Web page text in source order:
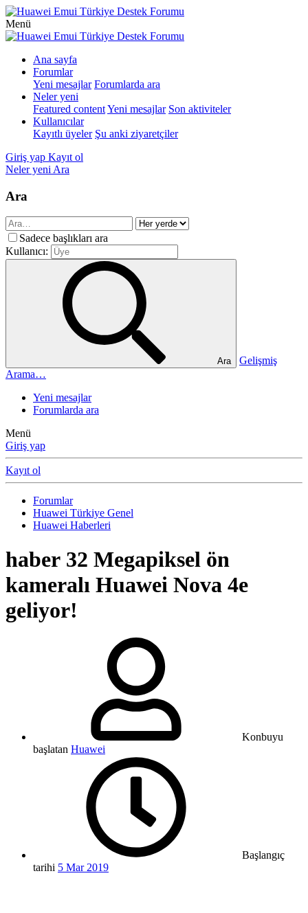
Menü
Ana sayfa
Forumlar
Yeni mesajlar Forumlarda ara
Neler yeni
Featured contentYeni mesajlar Son aktiviteler
Kullanıcılar
Kayıtlı üyeler Şu anki ziyaretçiler
Giriş yap Kayıt ol
Neler yeni Ara
Ara
Sadece başlıkları ara
Kullanıcı:
Ara
Gelişmiş
Arama…
Yeni mesajlar
Forumlarda ara
Menü
Giriş yap
Kayıt ol
Forumlar
Huawei Türkiye Genel
Huawei Haberleri
haber 32 Megapiksel ön
kameralı Huawei Nova 4e
geliyor!
Konbuyu
başlatan Huawei
Başlangıç
tarihi 5 Mar 2019